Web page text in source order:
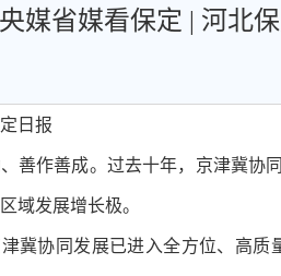
央媒省媒看保定 | 河北
日报
善作善成。过去十年，京津冀协
域发展增长极。
冀协同发展已进入全方位、高